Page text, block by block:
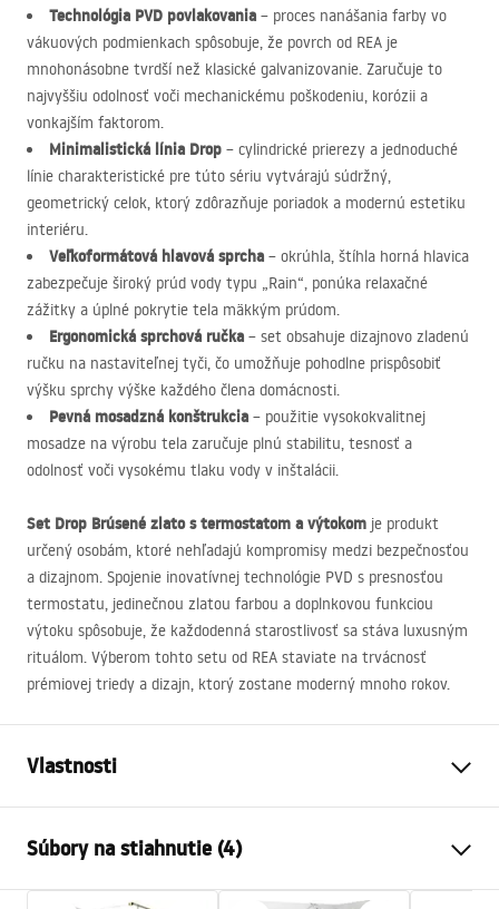
Technológia PVD povlakovania – proces nanášania farby vo
vákuových podmienkach spôsobuje, že povrch od REA je
mnohonásobne tvrdší než klasické galvanizovanie. Zaručuje to
najvyššiu odolnosť voči mechanickému poškodeniu, korózii a
vonkajším faktorom.
Minimalistická línia Drop – cylindrické prierezy a jednoduché
línie charakteristické pre túto sériu vytvárajú súdržný,
geometrický celok, ktorý zdôrazňuje poriadok a modernú estetiku
interiéru.
Veľkoformátová hlavová sprcha – okrúhla, štíhla horná hlavica
zabezpečuje široký prúd vody typu „Rain“, ponúka relaxačné
zážitky a úplné pokrytie tela mäkkým prúdom.
Ergonomická sprchová ručka – set obsahuje dizajnovo zladenú
ručku na nastaviteľnej tyči, čo umožňuje pohodlne prispôsobiť
výšku sprchy výške každého člena domácnosti.
Pevná mosadzná konštrukcia – použitie vysokokvalitnej
mosadze na výrobu tela zaručuje plnú stabilitu, tesnosť a
odolnosť voči vysokému tlaku vody v inštalácii.
Set Drop Brúsené zlato s termostatom a výtokom je produkt
určený osobám, ktoré nehľadajú kompromisy medzi bezpečnosťou
a dizajnom. Spojenie inovatívnej technológie PVD s presnosťou
termostatu, jedinečnou zlatou farbou a doplnkovou funkciou
výtoku spôsobuje, že každodenná starostlivosť sa stáva luxusným
rituálom. Výberom tohto setu od REA staviate na trvácnosť
prémiovej triedy a dizajn, ktorý zostane moderný mnoho rokov.
Vlastnosti
Materiál
Typ batérie
Termostatická
Súbory na stiahnutie (4)